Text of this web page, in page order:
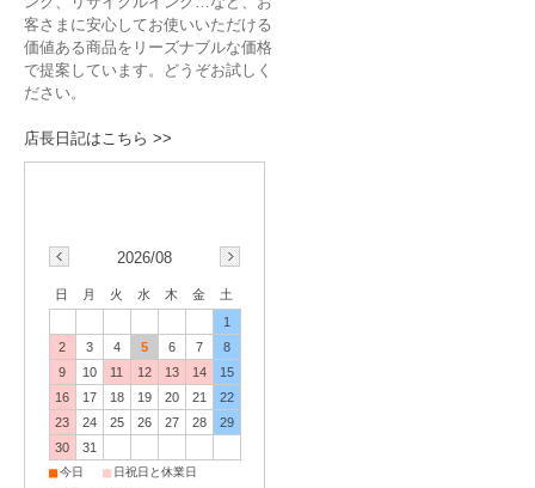
客さまに安心してお使いいただける
価値ある商品をリーズナブルな価格
で提案しています。どうぞお試しく
ださい。
店長日記はこちら >>
2026/08
日 月 火 水 木 金
土
1
2
3 4 5 6 7
8
9
10 11 12 13 14
15
16
17 18 19 20 21
22
23
24 25 26 27 28
29
30
31
■今日 ■ 日祝日と休業日